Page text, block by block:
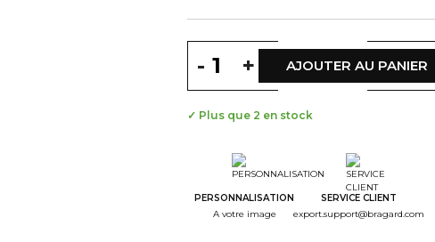
- + AJOUTER AU PANIER
✓ Plus que 2 en stock
PERSONNALISATION
A votre image
SERVICE CLIENT
export.support@bragard.com